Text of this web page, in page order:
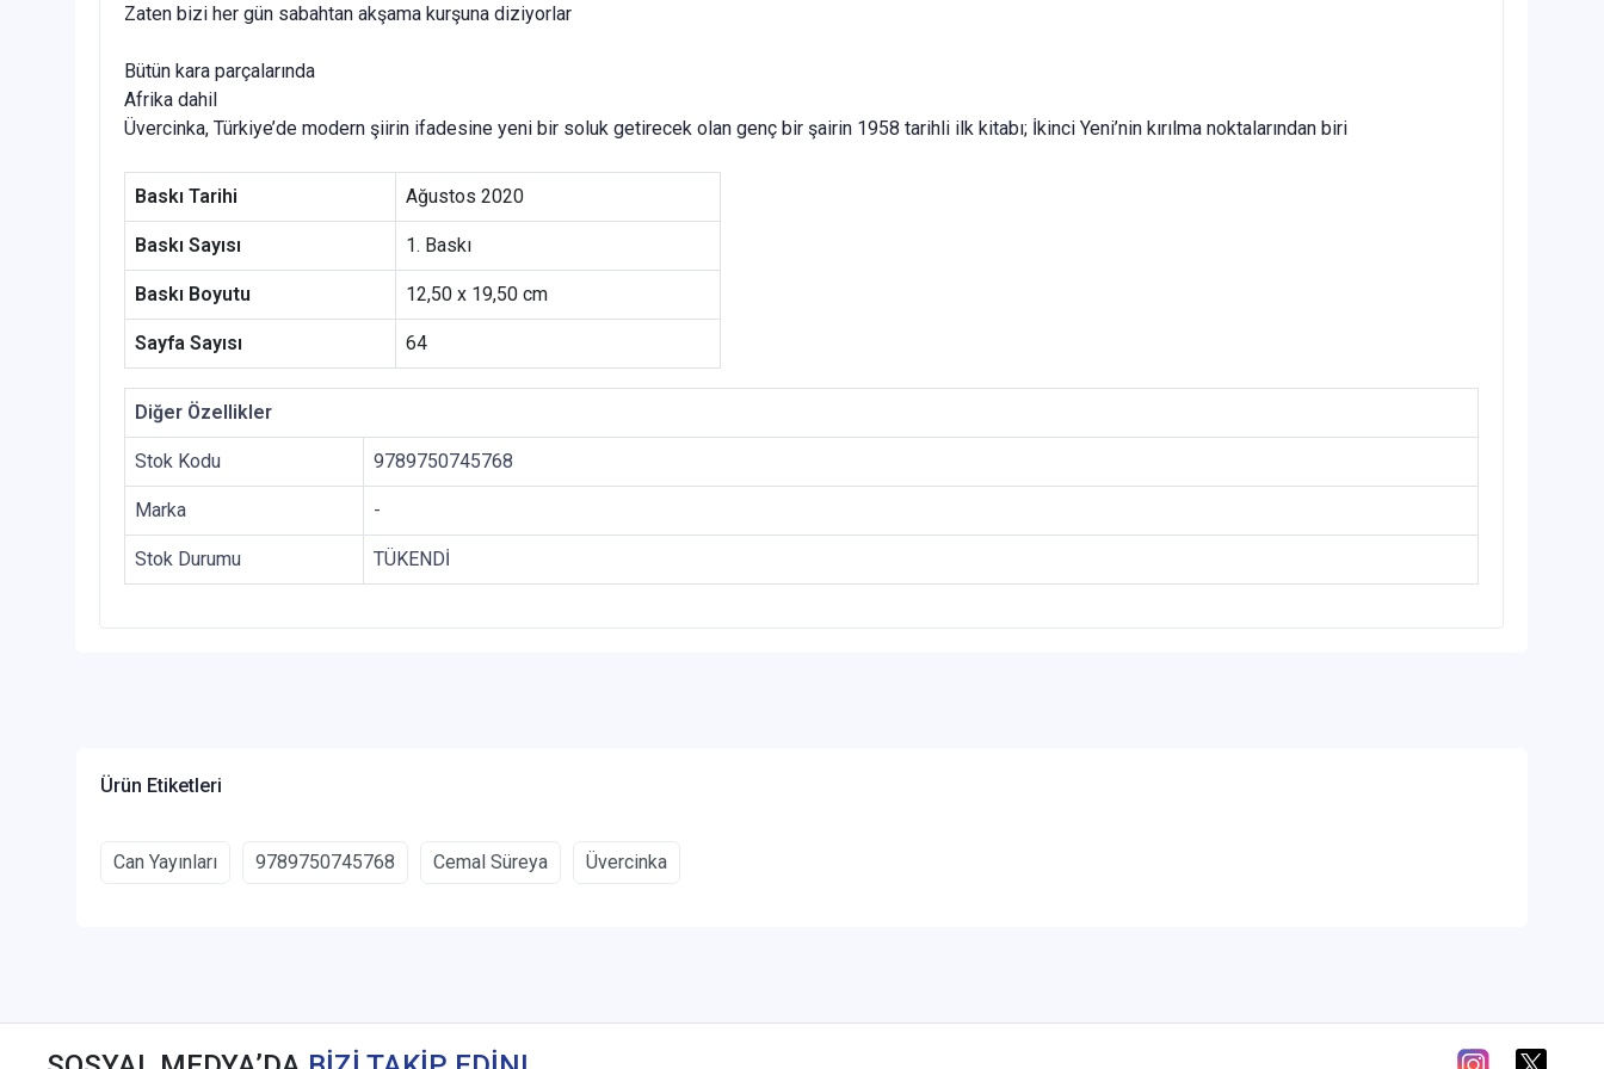
Zaten bizi her gün sabahtan akşama kurşuna diziyorlar
Bütün kara parçalarında
Afrika dahil
Üvercinka, Türkiye’de modern şiirin ifadesine yeni bir soluk getirecek olan genç bir şairin 1958 tarihli ilk kitabı; İkinci Yeni’nin kırılma noktalarından biri
Baskı Tarihi Ağustos 2020
Baskı Sayısı 1. Baskı
Baskı Boyutu 12,50 x 19,50 cm
Sayfa Sayısı 64
Diğer Özellikler
Stok Kodu 9789750745768
Marka -
Stok Durumu TÜKENDİ
Ürün Etiketleri
Can Yayınları 9789750745768 Cemal Süreya Üvercinka